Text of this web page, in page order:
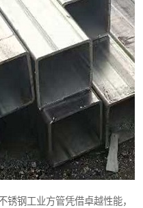
钢工业方管凭借卓越性能，